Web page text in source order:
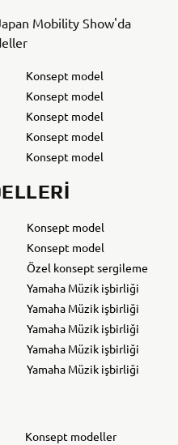
Mobility Show'da
Konsept model
Konsept model
Konsept model
Konsept model
Konsept model
Konsept model
Konsept model
Özel konsept sergileme
Yamaha Müzik işbirliği
Yamaha Müzik işbirliği
Yamaha Müzik işbirliği
Yamaha Müzik işbirliği
Yamaha Müzik işbirliği
Konsept modeller